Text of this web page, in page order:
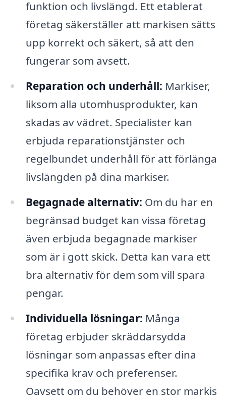
funktion och livslängd. Ett etablerat
företag säkerställer att markisen sätts
upp korrekt och säkert, så att den
fungerar som avsett.
Reparation och underhåll: Markiser,
liksom alla utomhusprodukter, kan
skadas av vädret. Specialister kan
erbjuda reparationstjänster och
regelbundet underhåll för att förlänga
livslängden på dina markiser.
Begagnade alternativ: Om du har en
begränsad budget kan vissa företag
även erbjuda begagnade markiser
som är i gott skick. Detta kan vara ett
bra alternativ för dem som vill spara
pengar.
Individuella lösningar: Många
företag erbjuder skräddarsydda
lösningar som anpassas efter dina
specifika krav och preferenser.
Oavsett om du behöver en stor markis